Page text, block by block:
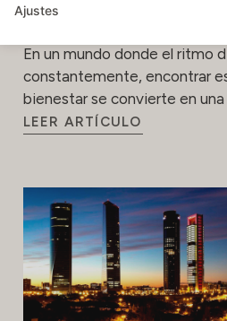
Relajación y bienestar:
En un mundo donde el ritmo
constantemente, encontrar
bienestar se convierte en
LEER ARTÍCULO
Ajustes